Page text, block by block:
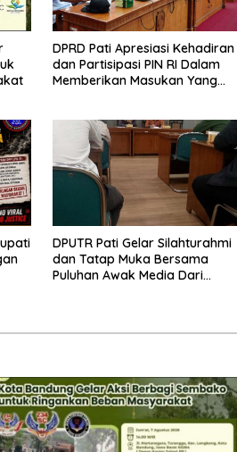
DPRD Pati Apresiasi Kehadiran
dan Partisipasi PIN RI Dalam
Memberikan Masukan Yang
DPUTR Pati Gelar Silahturahmi
dan Tatap Muka Bersama
Puluhan Awak Media Dari